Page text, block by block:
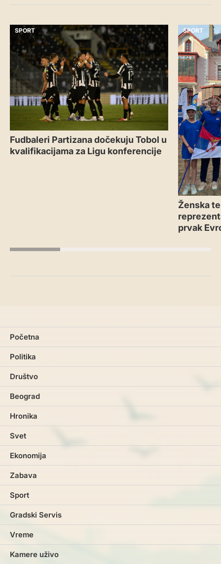
SPORT
Fudbaleri Partizana dočekuju Tobol u
kvalifikacijama za Ligu konferencije
SPORT
Ženska
prvak
Početna
Politika
Društvo
Beograd
Hronika
Svet
Ekonomija
Zabava
Sport
Gradski Servis
Vreme
Kamere uživo